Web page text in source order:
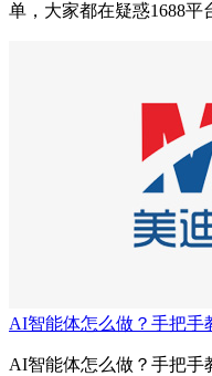
单，大家都在疑惑1688平
AI智能体怎么做？手把手
AI智能体怎么做？手把手